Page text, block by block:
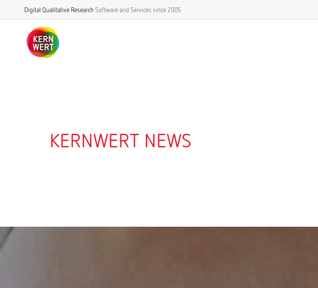
Digital Qualitative Research Software and Services since 2005
KERNWERT NEWS